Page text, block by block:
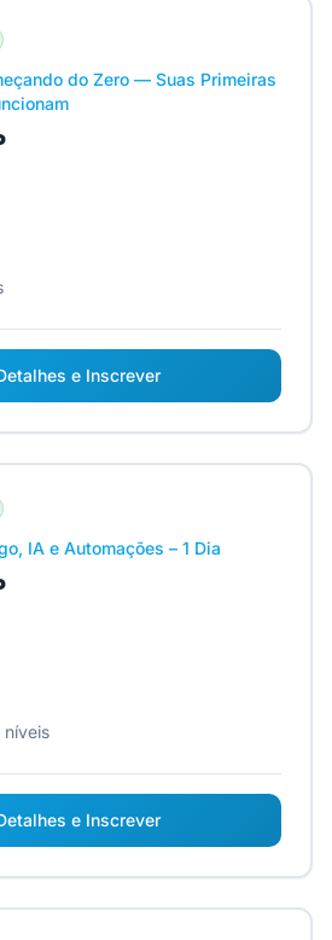
do Zero — Suas Primeiras
e Inscrever
IA e Automações – 1 Dia
níveis
e Inscrever